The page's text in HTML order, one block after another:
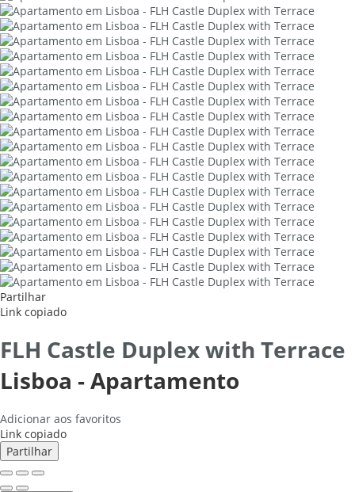
Partilhar
Link copiado
FLH Castle Duplex with Terrace
Lisboa -Apartamento
Adicionar aos favoritos
Link copiado
Partilhar